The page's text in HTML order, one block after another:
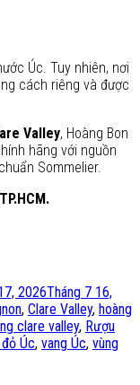
Úc. Tuy nhiên, nơi
cách riêng và được
Valley, Hoàng Bon
hãng với nguồn
Sommelier.
2026Tháng 7 16,
, Clare Valley, hoàng
clare valley, Rượu
Úc, vang Úc, vùng